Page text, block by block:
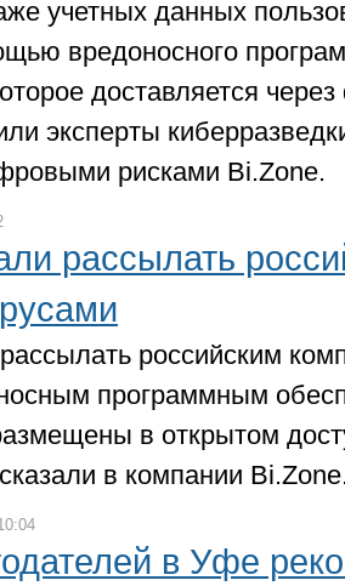
учетных данных
вредоносного
доставляется
эксперты
рисками Bi.Zone.
рассылать
российским
программным
в открытом
в компании
в Уфе